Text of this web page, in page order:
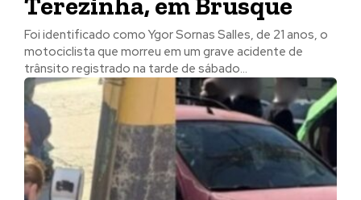
Foi identificado como Ygor Sornas Salles, de 21 anos, o
motociclista que morreu em um grave acidente de
trânsito registrado na tarde de sábado...